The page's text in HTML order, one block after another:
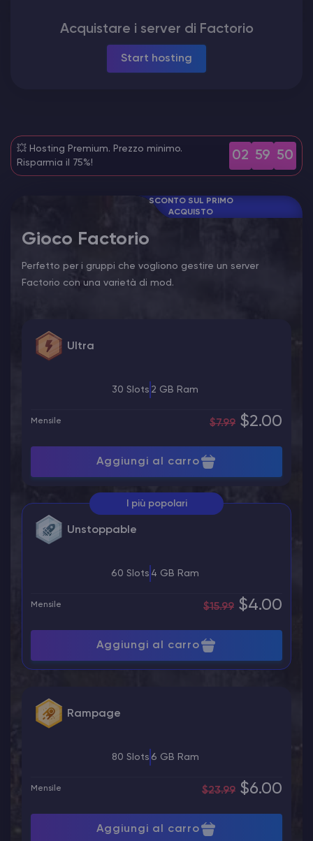
Hosting di Server Vintage Story
Hosting di Server ARK
Acquistare i server di Factorio
Start hosting
💥 Hosting Premium. Prezzo minimo.
Risparmia il 75%!
02 59 48
SCONTO SUL PRIMO
ACQUISTO
Gioco Factorio
Perfetto per i gruppi che vogliono gestire un server
Factorio con una varietà di mod.
Ultra
30 Slots 2 GB Ram
Mensile $7.99 $2.00
Aggiungi al carro
I più popolari
Unstoppable
60 Slots 4 GB Ram
Mensile $15.99 $4.00
Aggiungi al carro
Rampage
80 Slots 6 GB Ram
Mensile $23.99 $6.00
Aggiungi al carro